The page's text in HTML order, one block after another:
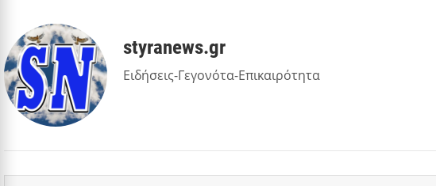
styranews.gr
Ειδήσεις-Γεγονότα-Επικαιρότητα